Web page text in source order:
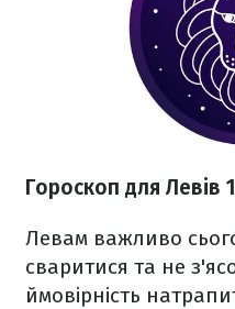
Гороскоп для Левів
Левам важливо
сваритися та не
ймовірність